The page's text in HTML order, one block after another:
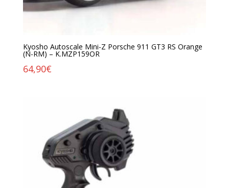
Kyosho Autoscale Mini-Z Porsche 911 GT3 RS Orange
(N-RM) – K.MZP159OR
64,90€